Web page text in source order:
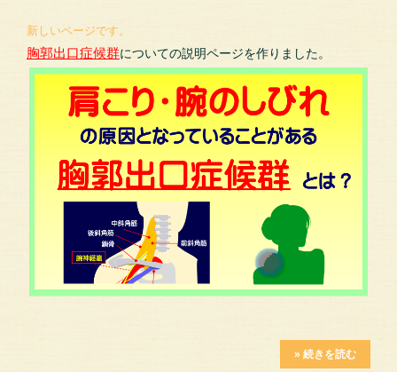
新しいページです。
胸郭出口症候群についての説明ページを作りました。
» 続きを読む